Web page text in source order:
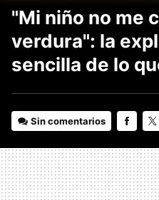
"Mi niño no me
verdura": la
sencilla de lo
Sin comentarios